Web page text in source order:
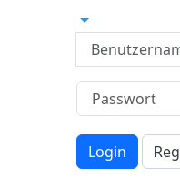
Benutzername
Login